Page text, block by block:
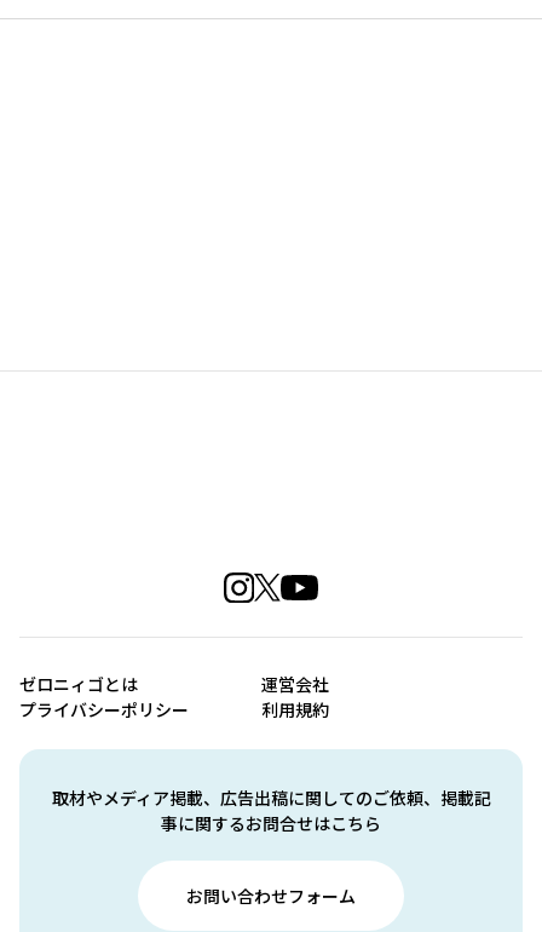
取材やメディア掲載、広告出稿に関してのご依頼、掲載記
事に関するお問合せはこちら
お問い合わせフォーム
ゼロニィゴとは
運営会社
プライバシーポリシー
利用規約